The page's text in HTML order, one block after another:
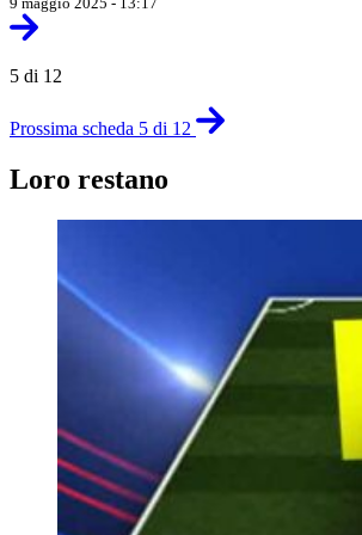
5 di 12
Prossima scheda 5 di 12
Loro restano